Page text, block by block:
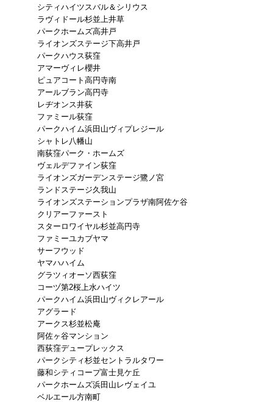
シティハイツスバル＆シリウス
ラヴィドール杉並上井草
パークホームズ高井戸
ライオンズステージ下高井戸
パークハウス荻窪
アマーヴィレ櫻井
ピュアコート高円寺南
アールブラン高円寺
レヂオンス井荻
ファミール荻窪
パークハイム浜田山ヴィプレジール
シャトレ八幡山
南荻窪パーク・ホームズ
ヴェルデファイン荻窪
ライオンズガーデンステージ鷺ノ宮
ランドステージ久我山
ライオンズステーションプラザ南阿佐ケ谷
クリアーファースト
スターロワイヤル杉並高円寺
ファミーユカブヤマ
サーフウッド
ヤマハハイム
グラツィオーソ西荻窪
コーヅ第2桜上水ハイツ
パークハイム浜田山ヴィクレアール
アグラード
アークス杉並松庵
阿佐ヶ谷マンション
西荻窪デュープレックス
パークシティ杉並セントラルタワー
藤和シティコープ富士見ケ丘
パークホームズ浜田山レヴェイユ
ベルエール方南町